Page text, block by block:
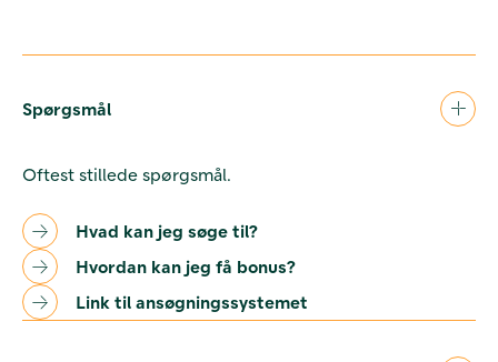
Spørgsmål
Oftest stillede spørgsmål.
Hvad kan jeg søge til?
Hvordan kan jeg få bonus?
Link til ansøgningssystemet